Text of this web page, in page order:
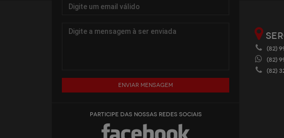
Enviar mensagem
PARTICIPE DAS NOSSAS REDES SOCIAIS
(82)
(82)
(82)